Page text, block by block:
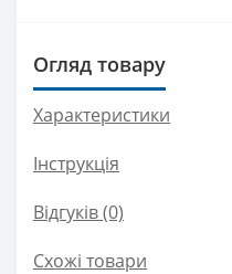
Огляд товару
Характеристики
Інструкція
Відгуків (0)
Схожі товари